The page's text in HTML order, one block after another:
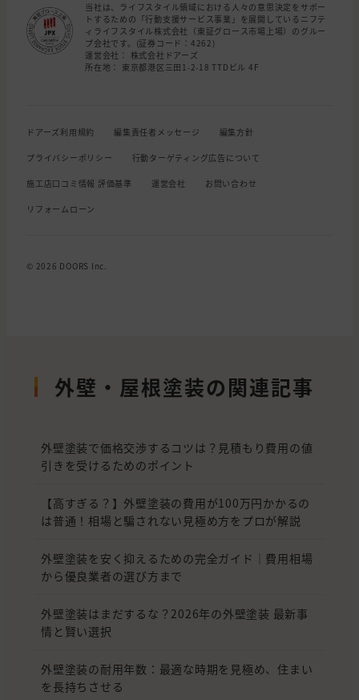
当社は、ライフスタイル領域における人々の意思決定をサポー
トするための「行動支援サービス事業」を展開しているニフテ
ィライフスタイル株式会社（東証グロース市場上場）のグルー
プ会社です。(証券コード：4262)
運営会社： 株式会社ドアーズ
所在地： 東京都港区三田1-2-18 TTDビル 4F
ドアーズ利用規約 編集責任者メッセージ 編集方針
プライバシーポリシー 行動ターゲティング広告について
施工店口コミ情報 評価基準 運営会社 お問い合わせ
リフォームローン
© 2026 DOORS Inc.
外壁・屋根塗装の関連記事
外壁塗装で価格交渉するコツは？見積もり費用の値
引きを受けるためのポイント
【高すぎる？】外壁塗装の費用が100万円かかるの
は普通！相場と騙されない見極め方をプロが解説
外壁塗装を安く抑えるための完全ガイド｜費用相場
から優良業者の選び方まで
外壁塗装はまだするな？2026年の外壁塗装 最新事
情と賢い選択
外壁塗装の耐用年数：最適な時期を見極め、住まい
を長持ちさせる